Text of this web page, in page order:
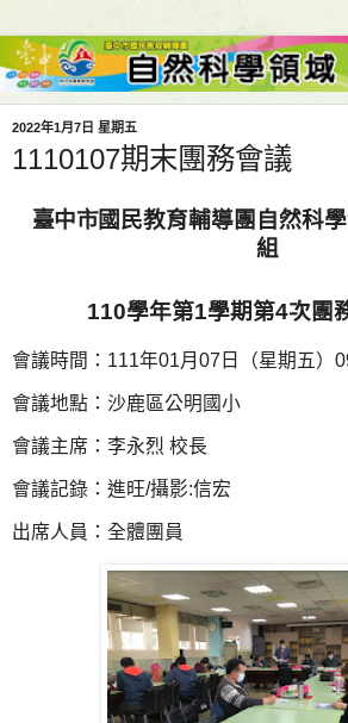
2022年1月7日 星期五
1110107期末團務會議
臺中市國民教育輔導團自然科
組
110學年第1學期第4次團
會議時間： 111年01月07 日（星期五）
會議地點：沙鹿區公明國小
會議主席：李永烈 校長
會議記錄：進旺/攝影:信宏
出席人員：全體團員